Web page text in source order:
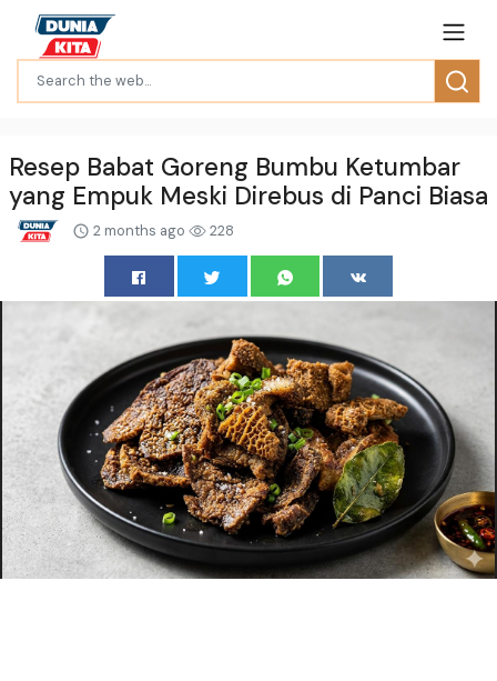
Resep Babat Goreng Bumbu Ketumbar
yang Empuk Meski Direbus di Panci Biasa
2 months ago 228